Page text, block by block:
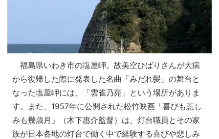
福島県いわき市の塩屋岬。故美空ひばりさんが大病
から復帰した際に発表した名曲「みだれ髪」の舞台と
なった塩屋岬には、「雲雀乃苑」という場所がありま
す。また、1957年に公開された松竹映画「喜びも悲し
みも幾歳月」（木下惠介監督）は、灯台職員とその家
族が日本各地の灯台で働く中で経験する喜びや悲しみ